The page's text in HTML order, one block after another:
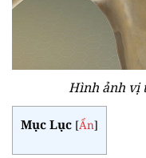
Hình ảnh vị
Mục Lục [Ẩn]